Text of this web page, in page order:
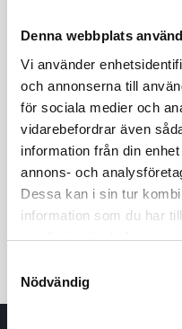
Denna webbplats
Vi använder
och annonserna till
för sociala medier och
vidarebefordrar även
information från din
annons- och
Dessa kan i sin tur
information som du har
samlat in när du har
Nödvändig
24t 7d